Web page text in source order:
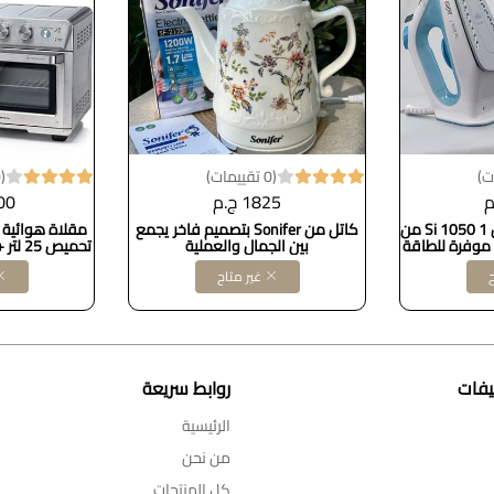
مكواة بخار تكس ستايل 1 Si 1050 من
2000 وات، موفرة للطاقة
(0 تقييمات)
1825 ج.م
كاتل من Sonifer بتصميم فاخر يجمع
بين الجمال والعملية
غير متاح
(0 تقييمات)
لتر، شواية
روابط سريعة
الرئيسية
من نحن